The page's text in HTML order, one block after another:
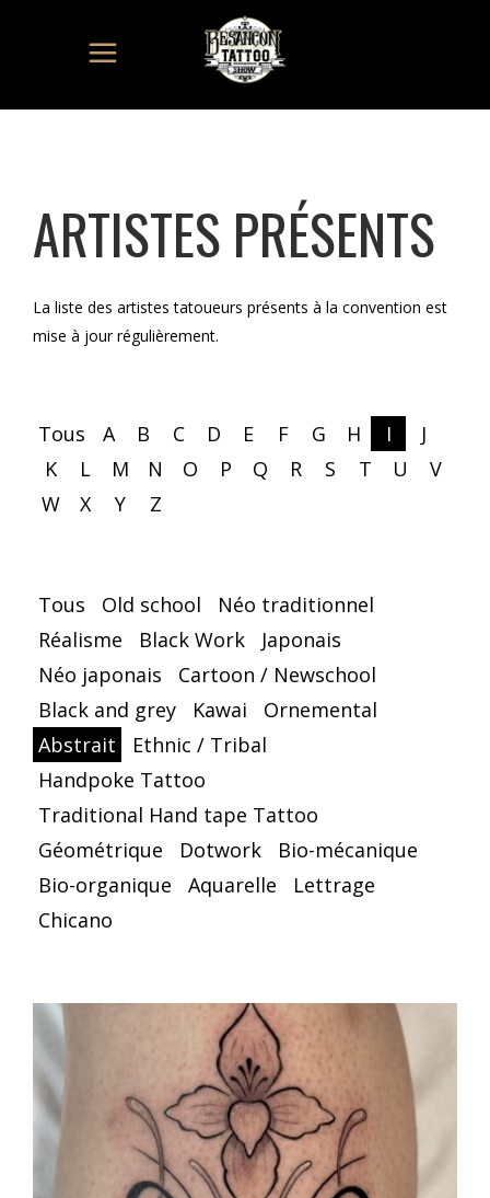
ARTISTES PRÉSENTS
La liste des artistes tatoueurs présents à la convention est
mise à jour régulièrement.
Tous A B C D E F G H I
J
K
L M N O P Q R S T U
V
W
X Y Z
Tous Old school
Néo traditionnel
Réalisme
Black Work
Japonais
Néo japonais
Cartoon / Newschool
Black and grey
Kawai
Ornemental
Abstrait
Ethnic / Tribal
Handpoke Tattoo
Traditional Hand tape Tattoo
Géométrique
Dotwork
Bio-mécanique
Bio-organique
Aquarelle
Lettrage
Chicano